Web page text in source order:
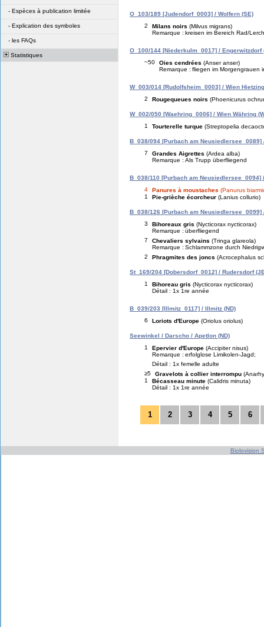
- Espèces à publication limitée
- Explication des symboles
- les FAQs
Statistiques
O_103/189 [Judendorf_0003] / Wolfern (SE)
2
Milans noirs (Milvus migrans)
Remarque : kreisen im Bereich Rad/
O_100/144 [Niederkulm_0017] / Engerwitzdorf
~50
Oies cendrées (Anser anser)
Remarque : fliegen im Morgengrauen
W_003/014 [Rudolfsheim_0003] / Wien
2
Rougequeues noirs (Phoenicurus
W_002/050 [Waehring_0006] / Wien Währing
1
Tourterelle turque (Streptopelia
B_038/094 [Purbach am
7
Grandes Aigrettes (Ardea alba)
Remarque : Als Trupp überfliegend
B_038/110 [Purbach am Neusiedlersee_0094]
4
Panures à moustaches (Panurus
1
Pie-grièche écorcheur (Lanius collurio)
B_038/126 [Purbach am
3
Bihoreaux gris (Nycticorax nycticorax)
Remarque : überfliegend
7
Chevaliers sylvains (Tringa glareola)
Remarque : Schlammzone durch
2
Phragmites des joncs (Acrocephalus
St_169/204 [Dobersdorf_0012] / Rudersdorf
1
Bihoreau gris (Nycticorax nycticorax)
Détail : 1x 1re année
B_039/203 [Illmitz_0117] / Illmitz (ND)
6
Loriots d'Europe (Oriolus oriolus)
Seewinkel / Darscho / Apetlon (ND)
1
Epervier d'Europe (Accipiter nisus)
Remarque : erfolglose Limikolen-Jagd;
Détail : 1x femelle adulte
≥5
Gravelots à collier interrompu
1
Bécasseau minute (Calidris minuta)
Détail : 1x 1re année
1 2 3 4 5 6
Biolovision